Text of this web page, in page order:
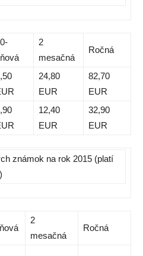
2
mesačná
Ročná
24,80
EUR
82,70
EUR
12,40
EUR
32,90
EUR
známok na rok 2015 (platí
2
mesačná
Ročná